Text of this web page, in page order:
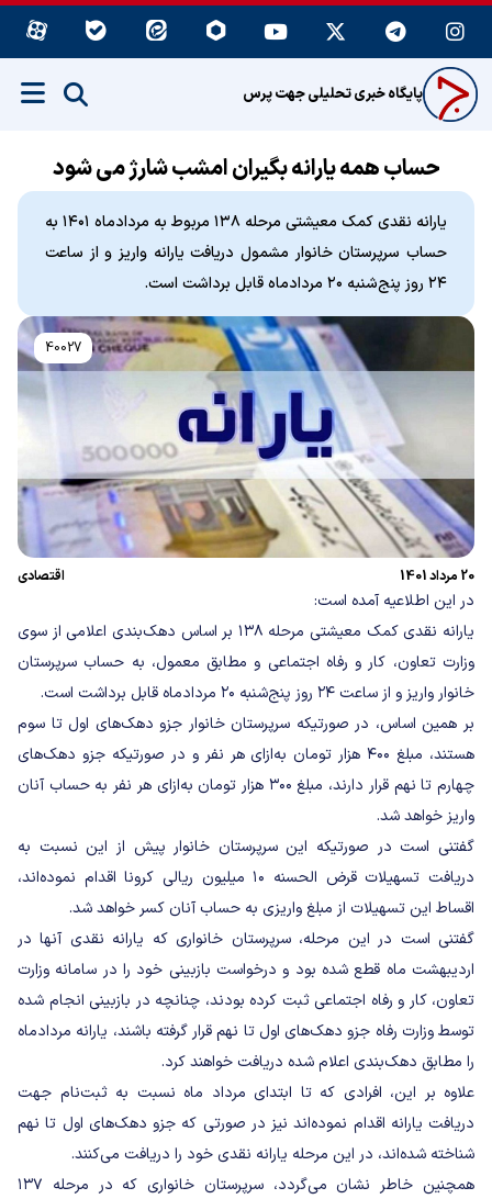
پایگاه خبری تحلیلی جهت پرس
حساب همه یارانه بگیران امشب شارژ می شود
یارانه نقدی کمک معیشتی مرحله ۱۳۸ مربوط به مردادماه ۱۴۰۱ به
حساب سرپرستان خانوار مشمول دریافت یارانه واریز و از ساعت
۲۴ روز پنج‌شنبه ۲۰ مردادماه قابل برداشت است.
40027
20 مرداد 1401 اقتصادی
در این اطلاعیه آمده است:
یارانه نقدی کمک معیشتی مرحله ۱۳۸ بر اساس دهک‌بندی اعلامی از سوی
وزارت تعاون، کار و رفاه اجتماعی و مطابق معمول، به حساب سرپرستان
خانوار واریز و از ساعت ۲۴ روز پنج‌شنبه ۲۰ مردادماه قابل برداشت است.
بر همین اساس، در صورتیکه سرپرستان خانوار جزو دهک‌های اول تا سوم
هستند، مبلغ ۴۰۰ هزار تومان به‌ازای هر نفر و در صورتیکه جزو دهک‌های
چهارم تا نهم قرار دارند، مبلغ ۳۰۰ هزار تومان به‌ازای هر نفر به حساب آنان
واریز خواهد شد.
گفتنی است در صورتیکه این سرپرستان خانوار پیش از این نسبت به
دریافت تسهیلات قرض الحسنه ۱۰ میلیون ریالی کرونا اقدام نموده‌اند،
اقساط این تسهیلات از مبلغ واریزی به حساب آنان کسر خواهد شد.
گفتنی است در این مرحله، سرپرستان خانواری که یارانه نقدی آنها در
اردیبهشت ماه قطع شده بود و درخواست بازبینی خود را در سامانه وزارت
تعاون، کار و رفاه اجتماعی ثبت کرده بودند، چنانچه در بازبینی انجام شده
توسط وزارت رفاه جزو دهک‌های اول تا نهم قرار گرفته باشند، یارانه مردادماه
را مطابق دهک‌بندی اعلام شده دریافت خواهند کرد.
علاوه بر این، افرادی که تا ابتدای مرداد ماه نسبت به ثبت‌نام جهت
دریافت یارانه اقدام نموده‌اند نیز در صورتی که جزو دهک‌های اول تا نهم
شناخته شده‌اند، در این مرحله یارانه نقدی خود را دریافت می‌کنند.
همچنین خاطر نشان می‌گردد، سرپرستان خانواری که در مرحله ۱۳۷